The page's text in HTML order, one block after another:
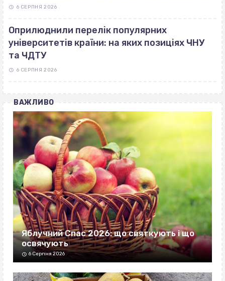
6 СЕРПНЯ 2026
Оприлюднили перелік популярних
університетів країни: на яких позиціях ЧНУ
та ЧДТУ
6 СЕРПНЯ 2026
ВАЖЛИВО
Яблучний Спас 2026: що святкують і що
освячують
6 Серпня 2026